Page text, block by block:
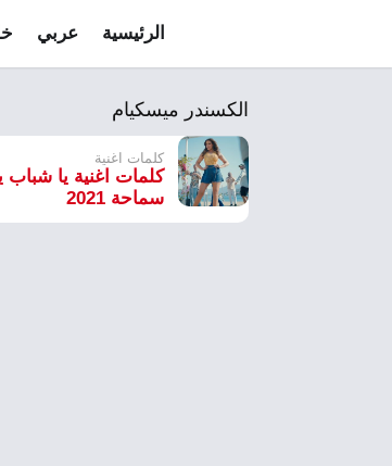
الرئيسية عربي
الكسندر ميسكيام
كلمات اغنية
كلمات اغنية يا شباب
سماحة 2021